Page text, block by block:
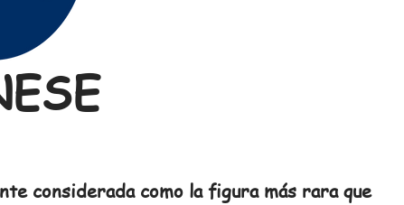
considerada como la figura más rara que